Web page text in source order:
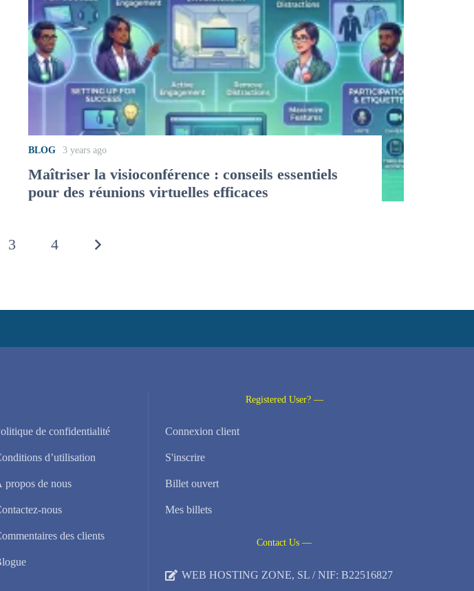
BLOG 3 years ago
Maîtriser la visioconférence : conseils essentiels
pour des réunions virtuelles efficaces
3 4
de confidentialité
d’utilisation
propos de nous
nous
des clients
Registered User? —
Connexion client
S'inscrire
Billet ouvert
Mes billets
Contact Us —
WEB HOSTING ZONE, SL / NIF: B22516827